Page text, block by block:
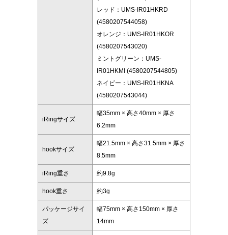
レッド：UMS-IR01HKRD
(4580207544058)
オレンジ：UMS-IR01HKOR
(4580207543020)
ミントグリーン：UMS-
IR01HKMI (4580207544805)
ネイビー：UMS-IR01HKNA
(4580207543044)
iRingサイズ
幅35mm × 高さ40mm × 厚さ
6.2mm
hookサイズ
幅21.5mm × 高さ31.5mm × 厚さ
8.5mm
iRing重さ 約9.8g
hook重さ 約3g
パッケージサイ
ズ
幅75mm × 高さ150mm × 厚さ
14mm